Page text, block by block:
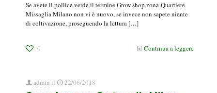
Se avete il pollice verde il termine Grow shop zona Quartiere
Missaglia Milano non vi è nuovo, se invece non sapete niente
di coltivazione, proseguendo la lettura […]
0 Continua a leggere
admin il 22/06/2018